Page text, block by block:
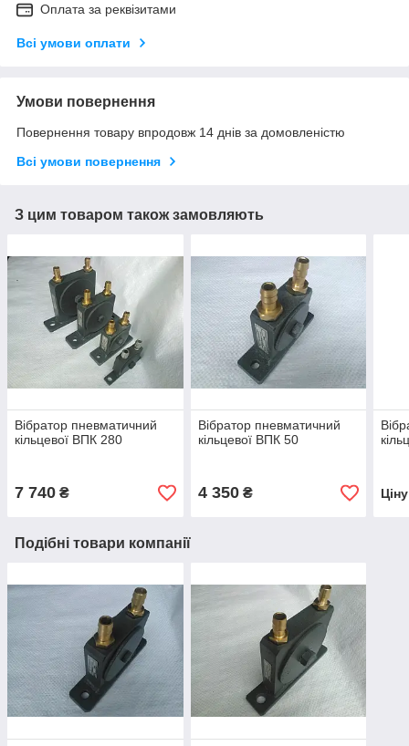
Оплата за реквізитами
Всі умови оплати
Умови повернення
Повернення товару впродовж 14 днів за домовленістю
Всі умови повернення
З цим товаром також замовляють
Вібратор пневматичний
кільцевої ВПК 280
7 740 ₴
Вібратор пневматичний
кільцевої ВПК 50
4 350₴
Подібні товари компанії